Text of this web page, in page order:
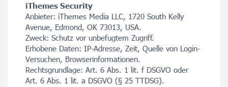
iThemes Security
Anbieter: iThemes Media LLC, 1720 South Kelly
Avenue, Edmond, OK 73013, USA.
Zweck: Schutz vor unbefugtem Zugriff.
Erhobene Daten: IP-Adresse, Zeit, Quelle von Login-
Versuchen, Browserinformationen.
Rechtsgrundlage: Art. 6 Abs. 1 lit. f DSGVO oder
Art. 6 Abs. 1 lit. a DSGVO (§ 25 TTDSG).